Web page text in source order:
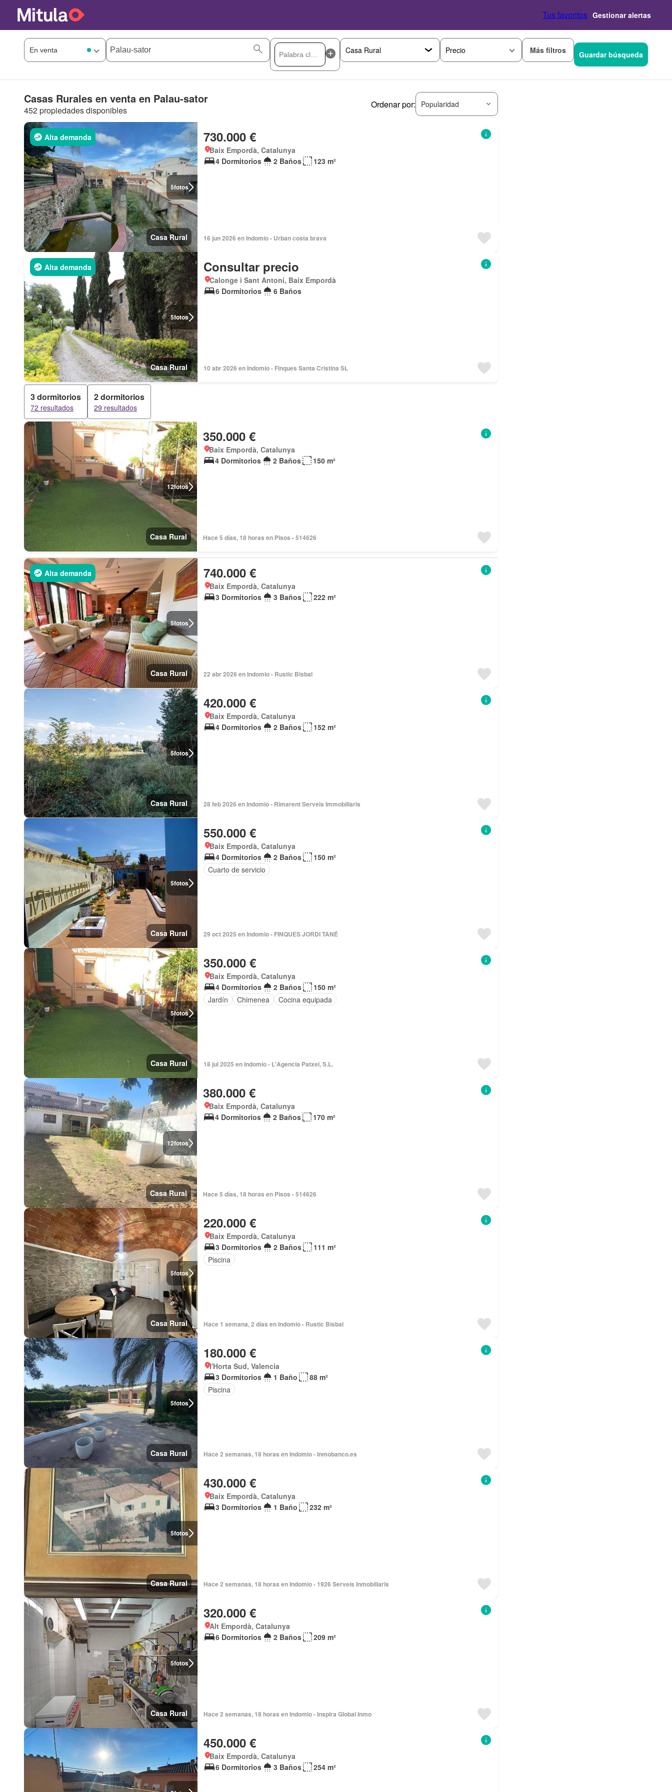
Tus favoritos Gestionar alertas
Precio Más filtros Guardar búsqueda
Casas Rurales en venta en Palau-sator
452 propiedades disponibles
Ordenar por: Popularidad
5fotos
Alta demanda
Casa Rural
730.000 €
Baix Empordà, Catalunya
4 Dormitorios
2 Baños 123 m²
16 jun 2026 en Indomio - Urban costa brava
5fotos
Alta demanda
Casa Rural
Consultar precio
Calonge i Sant Antoni, Baix Empordà
6 Dormitorios
6 Baños
10 abr 2026 en Indomio - Finques Santa Cristina SL
3 dormitorios
72 resultados
2 dormitorios
29 resultados
12fotos
Casa Rural
350.000 €
Baix Empordà, Catalunya
4 Dormitorios
2 Baños 150 m²
Hace 5 días, 18 horas en Pisos - 514626
5fotos
Alta demanda
Casa Rural
740.000 €
Baix Empordà, Catalunya
3 Dormitorios
3 Baños 222 m²
22 abr 2026 en Indomio - Rustic Bisbal
5fotos
Casa Rural
420.000 €
Baix Empordà, Catalunya
4 Dormitorios
2 Baños 152 m²
28 feb 2026 en Indomio - Rimarent Serveis Immobiliaris
5fotos
Casa Rural
550.000 €
Baix Empordà, Catalunya
4 Dormitorios
2 Baños
150 m²
Cuarto de servicio
29 oct 2025 en Indomio - FINQUES JORDI TANÉ
5fotos
Casa Rural
350.000 €
Baix Empordà, Catalunya
4 Dormitorios
2 Baños
150 m²
Jardín
Chimenea Cocina equipada
18 jul 2025 en Indomio - L'Agencia Patxei, S.L.
12fotos
Casa Rural
380.000 €
Baix Empordà, Catalunya
4 Dormitorios
2 Baños 170 m²
Hace 5 días, 18 horas en Pisos - 514626
5fotos
Casa Rural
220.000 €
Baix Empordà, Catalunya
3 Dormitorios
2 Baños
111 m²
Piscina
Hace 1 semana, 2 días en Indomio - Rustic Bisbal
5fotos
Casa Rural
180.000 €
l'Horta Sud, Valencia
3 Dormitorios
1 Baño
88 m²
Piscina
Hace 2 semanas, 18 horas en Indomio - Inmobanco.es
5fotos
Casa Rural
430.000 €
Baix Empordà, Catalunya
3 Dormitorios
1 Baño 232 m²
Hace 2 semanas, 18 horas en Indomio - 1926 Serveis Inmobiliaris
5fotos
Casa Rural
320.000 €
Alt Empordà, Catalunya
6 Dormitorios
2 Baños 209 m²
Hace 2 semanas, 18 horas en Indomio - Inspira Global Inmo
450.000 €
Baix Empordà, Catalunya
6 Dormitorios
3 Baños 254 m²